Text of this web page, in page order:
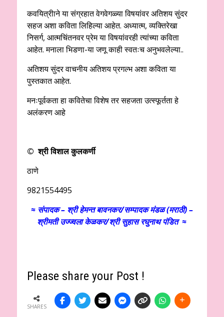
कवयित्रीाने या संग्रहात वेगवेगळ्या विषयांवर अतिशय सुंदर
सहज अशा कविता लिहिल्या आहेत. अध्यात्म, व्यक्तिरेखा
निसर्ग, आत्मचिंतनवर प्रेम या विषयांवरही त्यांच्या कविता
आहेत. मनाला भिडणा-या जणू काही स्वतःच अनुभवलेल्या..
अतिशय सुंदर वाचनीय अतिशय प्रगल्भ अशा कविता या
पुस्तकात आहेत.
मनःपूर्वकता हा कवितेचा विशेष तर सहजता उत्स्फूर्तता हे
अलंकरण आहे
© श्री विशाल कुलकर्णी
ठाणे
9821554495
≈ संपादक – श्री हेमन्त बावनकर/सम्पादक मंडळ (मराठी) –
श्रीमती उज्ज्वला केळकर/श्री सुहास रघुनाथ पंडित ≈
Please share your Post !
SHARES